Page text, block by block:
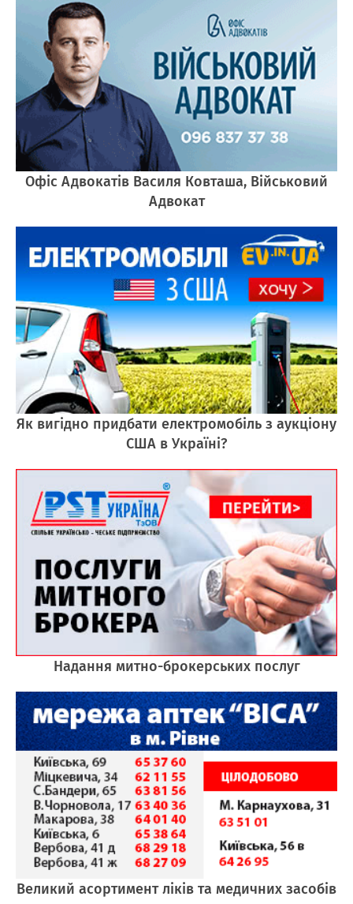
Офіс Адвокатів Василя Ковташа, Військовий
Адвокат
Як вигідно придбати електромобіль з аукціону
США в Україні?
Надання митно-брокерських послуг
Великий асортимент ліків та медичних засобів